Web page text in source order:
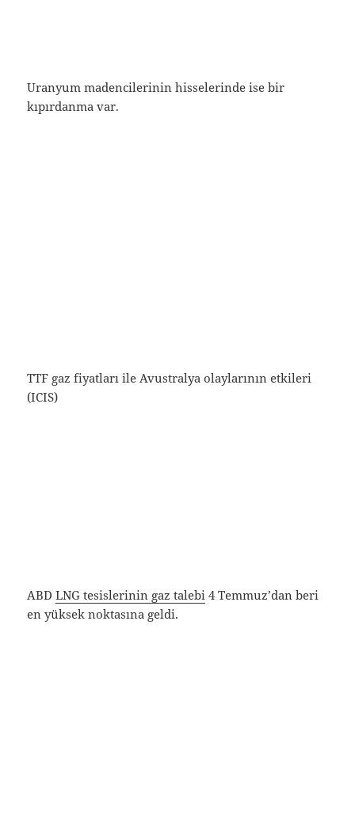
Uranyum madencilerinin hisselerinde ise bir
kıpırdanma var.
TTF gaz fiyatları ile Avustralya olaylarının etkileri
(ICIS)
ABDLNG tesislerinin gaz talebi 4 Temmuz’dan beri
en yüksek noktasına geldi.